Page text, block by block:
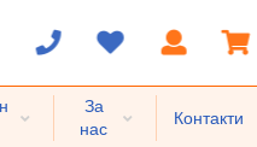
За
нас
Контакти